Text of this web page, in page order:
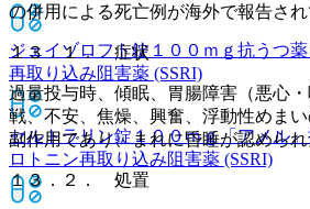
ジェイゾロフト錠１００ｍｇ 抗うつ
再取り込み阻害薬 (SSRI)
セルトラリン錠１００ｍｇ「アメル」
ロトニン再取り込み阻害薬 (SSRI)
の併用による死亡例が海外で報告され
１３．１． 症状
過量投与時、傾眠、胃腸障害（悪心
戦、不安、焦燥、興奮、浮動性めま
副作用であり、まれに昏睡が認めら
１３．２． 処置